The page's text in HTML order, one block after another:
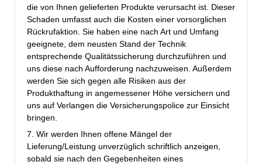
die von Ihnen gelieferten Produkte verursacht ist. Dieser
Schaden umfasst auch die Kosten einer vorsorglichen
Rückrufaktion. Sie haben eine nach Art und Umfang
geeignete, dem neusten Stand der Technik
entsprechende Qualitätssicherung durchzuführen und
uns diese nach Aufforderung nachzuweisen. Außerdem
werden Sie sich gegen alle Risiken aus der
Produkthaftung in angemessener Höhe versichern und
uns auf Verlangen die Versicherungspolice zur Einsicht
bringen.
7. Wir werden Ihnen offene Mängel der
Lieferung/Leistung unverzüglich schriftlich anzeigen,
sobald sie nach den Gegebenheiten eines